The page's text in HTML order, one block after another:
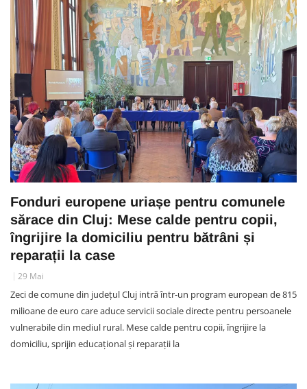
Fonduri europene uriașe pentru comunele
sărace din Cluj: Mese calde pentru copii,
îngrijire la domiciliu pentru bătrâni și
reparații la case
29 Mai
Zeci de comune din județul Cluj intră într-un program european de 815
milioane de euro care aduce servicii sociale directe pentru persoanele
vulnerabile din mediul rural. Mese calde pentru copii, îngrijire la
domiciliu, sprijin educațional și reparații la